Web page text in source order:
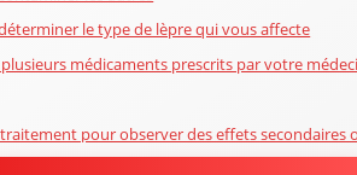
le type de lèpre qui vous affecte
médicaments prescrits par votre
pour observer des effets secondaires